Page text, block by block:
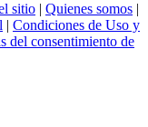
sitio | Quienes somos |
| Condiciones de Uso y
del consentimiento de